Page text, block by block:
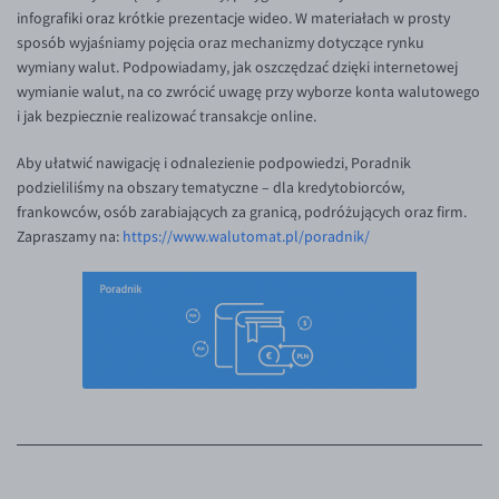
Inne pary walutowe
AUD/PLN
BGN/PLN
CAD/PLN
CNY/PLN
HKD/PLN
HUF/PLN
ILS/PLN
RON/PLN
Aplikacja mobilna
Bezpieczeństwo
Pomoc
Pomoc
FAQ
Konto i opłaty
Wymiana walut
Banki i przelewy
Przelewy zagraniczne
Poradnik
KONTAKT
Kontakt
Dla mediów
PL
infografiki oraz krótkie prezentacje wideo. W materiałach w prosty
sposób wyjaśniamy pojęcia oraz mechanizmy dotyczące rynku
wymiany walut. Podpowiadamy, jak oszczędzać dzięki internetowej
wymianie walut, na co zwrócić uwagę przy wyborze konta walutowego
i jak bezpiecznie realizować transakcje online.
Aby ułatwić nawigację i odnalezienie podpowiedzi, Poradnik
podzieliliśmy na obszary tematyczne – dla kredytobiorców,
frankowców, osób zarabiających za granicą, podróżujących oraz firm.
Zapraszamy na: https://www.walutomat.pl/poradnik/